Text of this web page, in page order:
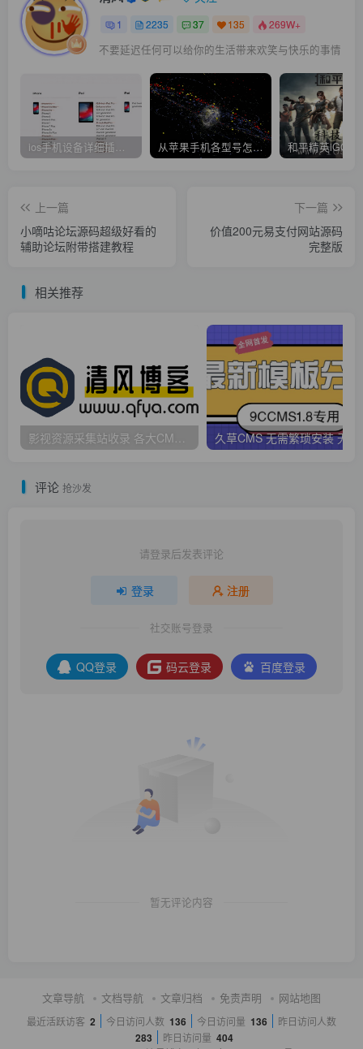
1 2235 37 135 269W+
不要延迟任何可以给你的生活带来欢笑与快乐的事情
ios手机设备详细插件平刷教程 从苹果手机各型号怎么越狱到怎么开科技完整教程
上一篇
小嘀咕论坛源码超级好看的
辅助论坛附带搭建教程
下一篇
价值200元易支付网站源码
完整版
相关推荐
影视资源采集站收录 各大CMS采集资源站网址合集
评论 抢沙发
请登录后发表评论
登录 注册
社交账号登录
QQ登录 码云登录 百度登录
暂无评论内容
文章导航 文档导航 文章归档 免责声明 网站地图
最近活跃访客 2 今日访问人数 136 今日访问量 136 昨日访问人数
283 昨日访问量 404